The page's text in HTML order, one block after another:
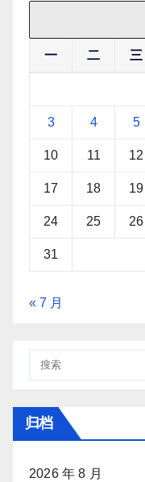
一 二 三
3 4 5
10 11 12
17 18 19
24 25 26
31
« 7 月
归档
2026 年 8 月